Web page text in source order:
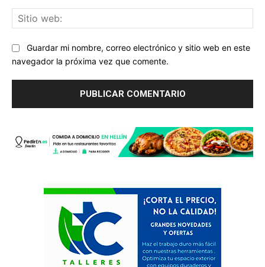
Guardar mi nombre, correo electrónico y sitio web en este
navegador la próxima vez que comente.